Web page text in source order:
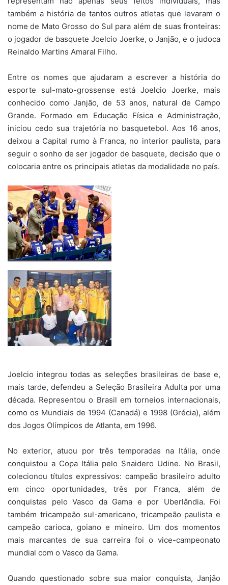
também a história de tantos outros atletas que levaram o
nome de Mato Grosso do Sul para além de suas fronteiras:
o jogador de basquete Joelcio Joerke, o Janjão, e o judoca
Reinaldo Martins Amaral Filho.
Entre os nomes que ajudaram a escrever a história do
esporte sul-mato-grossense está Joelcio Joerke, mais
conhecido como Janjão, de 53 anos, natural de Campo
Grande. Formado em Educação Física e Administração,
iniciou cedo sua trajetória no basquetebol. Aos 16 anos,
deixou a Capital rumo à Franca, no interior paulista, para
seguir o sonho de ser jogador de basquete, decisão que o
colocaria entre os principais atletas da modalidade no país.
Joelcio integrou todas as seleções brasileiras de base e,
mais tarde, defendeu a Seleção Brasileira Adulta por uma
década. Representou o Brasil em torneios internacionais,
como os Mundiais de 1994 (Canadá) e 1998 (Grécia), além
dos Jogos Olímpicos de Atlanta, em 1996.
No exterior, atuou por três temporadas na Itália, onde
conquistou a Copa Itália pelo Snaidero Udine. No Brasil,
colecionou títulos expressivos: campeão brasileiro adulto
em cinco oportunidades, três por Franca, além de
conquistas pelo Vasco da Gama e por Uberlândia. Foi
também tricampeão sul-americano, tricampeão paulista e
campeão carioca, goiano e mineiro. Um dos momentos
mais marcantes de sua carreira foi o vice-campeonato
mundial com o Vasco da Gama.
Quando questionado sobre sua maior conquista, Janjão